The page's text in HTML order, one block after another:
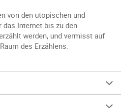
von den utopischen und
Internet bis zu den
werden, und vermisst auf
des Erzählens.